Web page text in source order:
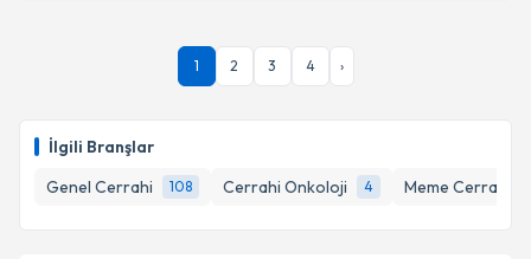
İlgili Branşlar
Genel Cerrahi
108 Cerrahi Onkoloji 4 Meme Cerrahisi
1 2 3 4 ›